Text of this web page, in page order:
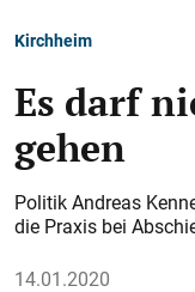
Kirchheim
Es darf
gehen
Politik Andreas
die Praxis bei
14.01.2020